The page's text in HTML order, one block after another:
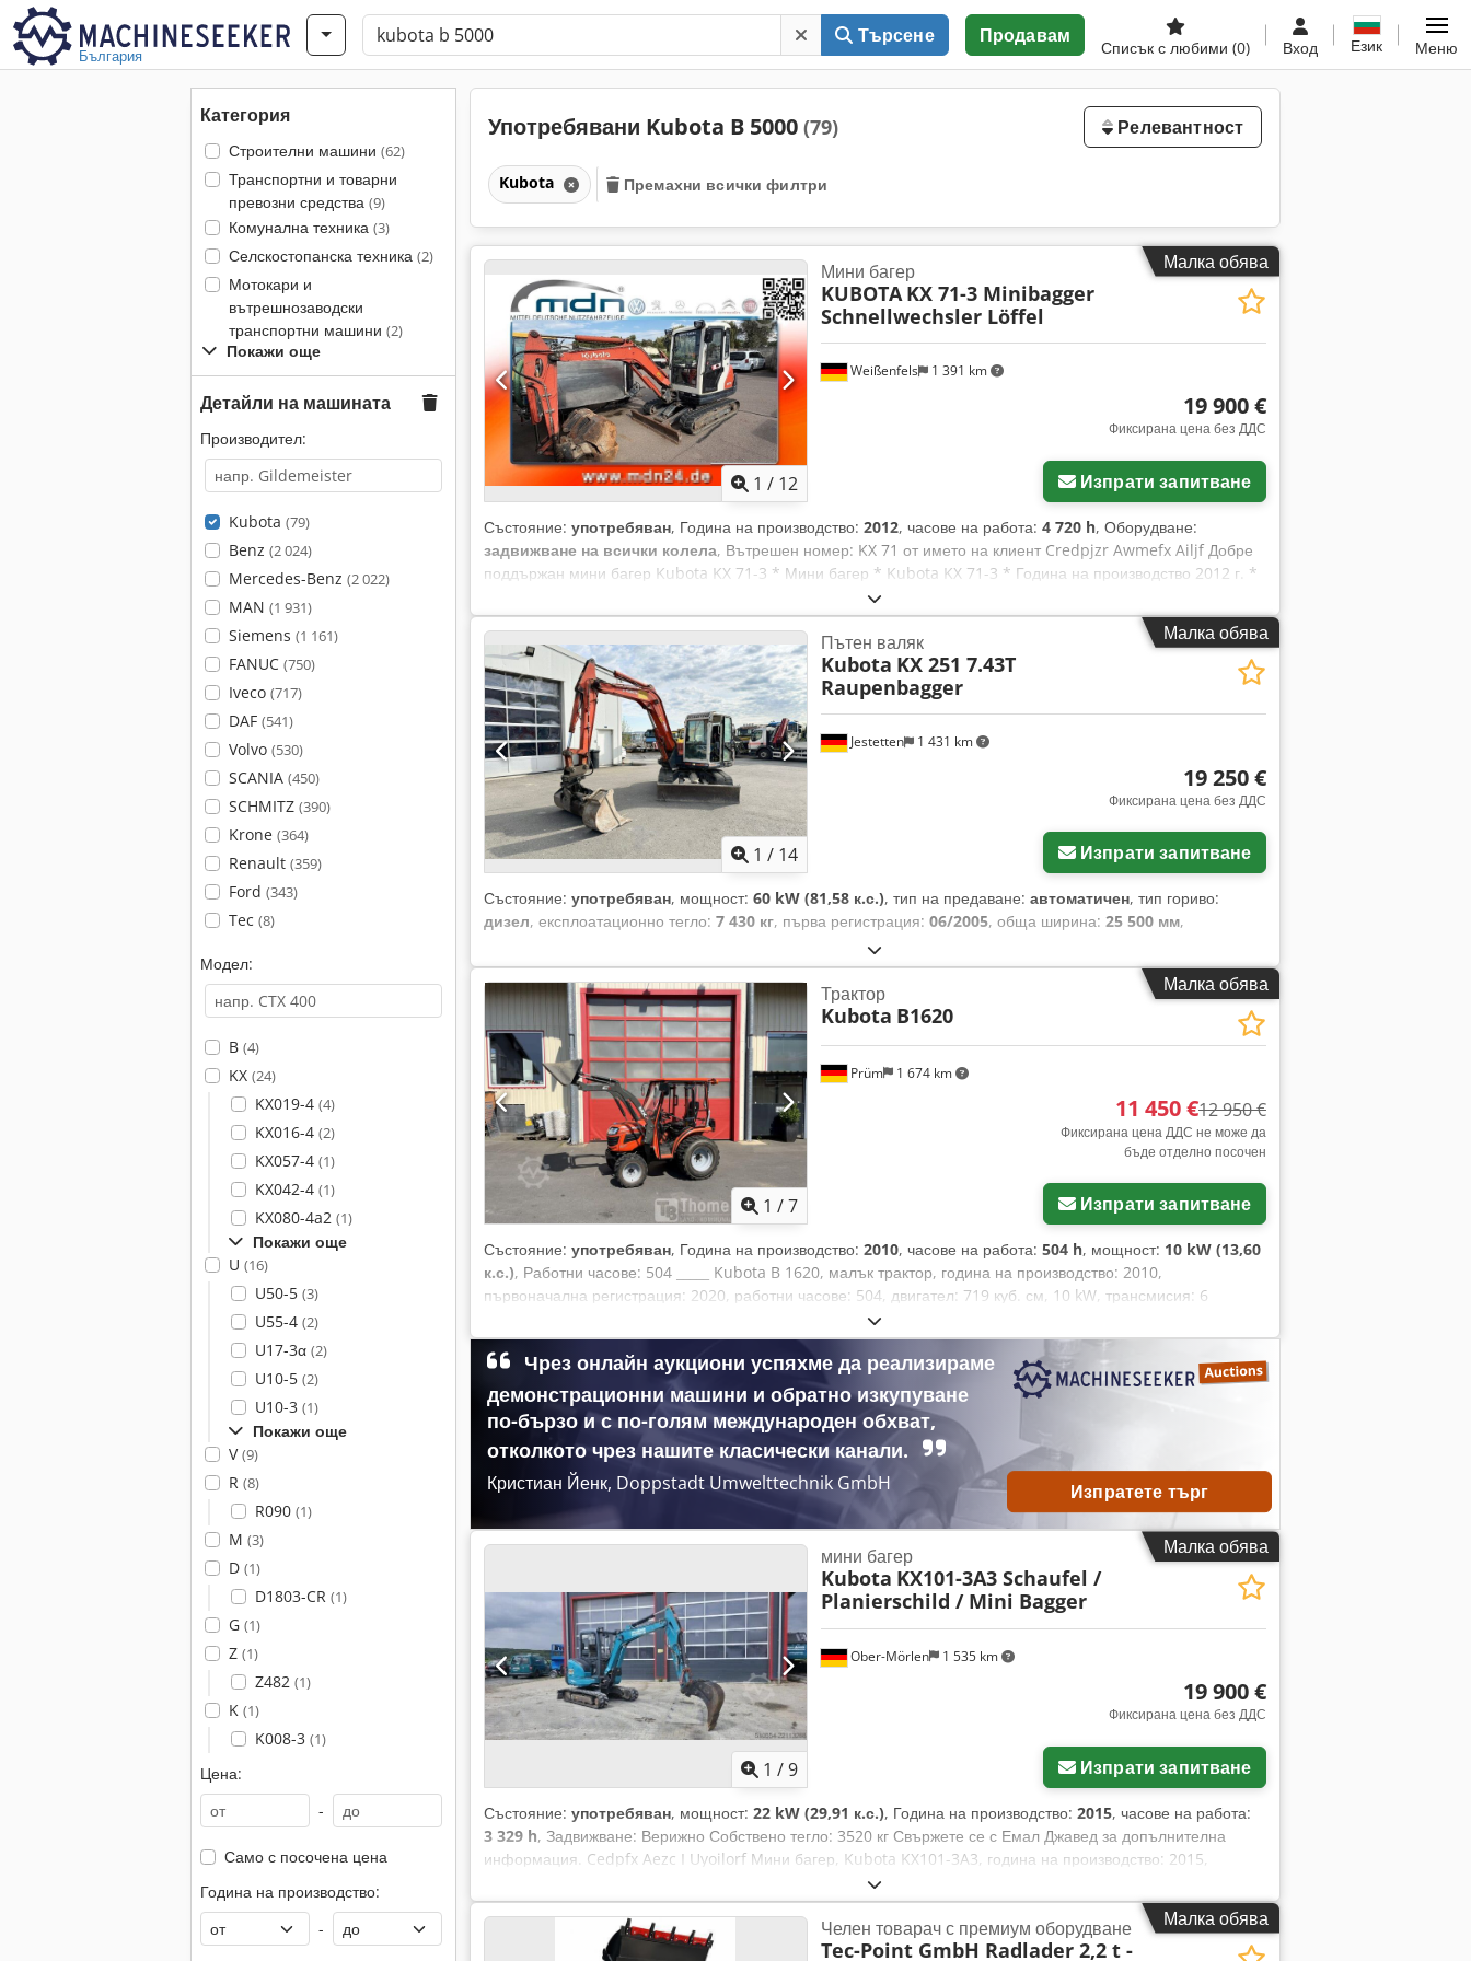
България
Търсене Продавам
Списък с любими (0) Вход Език Меню
Категория
Строителни машини (62)
Транспортни и товарни
превозни средства (9)
Комунална техника (3)
Селскостопанска техника (2)
Мотокари и
вътрешнозаводски
транспортни машини (2)
Покажи още
Детайли на машината
Производител:
Kubota (79)
Benz (2 024)
Mercedes-Benz (2 022)
MAN (1 931)
Siemens (1 161)
FANUC (750)
Iveco (717)
DAF (541)
Volvo (530)
SCANIA (450)
SCHMITZ (390)
Krone (364)
Renault (359)
Ford (343)
Tec (8)
Модел:
B (4)
KX (24)
KX019-4 (4)
KX016-4 (2)
KX057-4 (1)
KX042-4 (1)
KX080-4a2 (1)
Покажи още
U (16)
U50-5 (3)
U55-4 (2)
U17-3α (2)
U10-5 (2)
U10-3 (1)
Покажи още
V(9)
R (8)
R090 (1)
M (3)
D (1)
D1803-CR (1)
G (1)
Z (1)
Z482 (1)
K (1)
K008-3 (1)
Цена:
-
Само с посочена цена
Година на производство:
-
Употребявани Kubota B 5000 (79) Релевантност
Kubota Премахни всички филтри
Малка обява
1 / 12
Weißenfels 1 391 km
Мини багер
KUBOTA KX 71-3 Minibagger
Schnellwechsler Löffel
19 900 €
Фиксирана цена без ДДС
Изпрати запитване
Състояние: употребяван, Година на производство: 2012, часове на работа: 4 720 h, Оборудване:
задвижване на всички колела, Вътрешен номер: KX 71 от името на клиент Credpjzr Awmefx Ailjf Добре
поддържан мини багер Kubota KX 71-3 * Мини багер * Kubota KX 71-3 * Година на производство 2012 г. *
Приблизително 4720 работни часа * Система за бърза смяна на приспособленията * Хидравличен гребло
* 2 кофи за изкоп Възможност за замяна Финансиране от 3,99% Възможни са грешки и предварителна
продажба! Информацията в тази обява е само ориентировъчна и не представлява гаранция за
определени характеристики. Продавачът не носи отговорност за печатни и предавателни грешки.
Изброеното оборудване трябва да бъде проверено отделно. Всички данни в обявите са само
ориентировъчни! Доставка в цялата страна по заявка Работно време: от понеделник до четвъртък от 9:00
до 17:00 часа Петък от 9:00 до 14:00 часа и по уговорка!!!
Малка обява
1 / 14
Jestetten 1 431 km
Пътен валяк
Kubota KX 251 7.43T
Raupenbagger
19 250 €
Фиксирана цена без ДДС
Изпрати запитване
Състояние: употребяван, мощност: 60 kW (81,58 к.с.), тип на предаване: автоматичен, тип гориво:
дизел, експлоатационно тегло: 7 430 кг, първа регистрация: 06/2005, обща ширина: 25 500 мм,
Малка обява
1 /7
Prüm 1 674 km
Трактор
Kubota B1620
11 450 €12 950 €
Фиксирана цена ДДС не може да
бъде отделно посочен
Изпрати запитване
Състояние: употребяван, Година на производство: 2010, часове на работа: 504 h, мощност: 10 kW (13,60
к.с.), Работни часове: 504 _____ Kubota B 1620, малък трактор, година на производство: 2010,
първоначална регистрация: 2020, работни часове: 504, двигател: 719 куб. см, 10 kW, трансмисия: 6
напред/2 назад, 19 км/ч, ВОМ 540/1000, заден навес, възможност за 2 хидравлични цилиндъра, кабина с
въртяща се сигнална лампа, преден товарач с кофа. Продажба съгласно § 25a от закона за данъка върху
добавената стойност, облагане на разликата. Място на съхранение: null. Crodpozfu Abofx Ailef
Чрез онлайн аукциони успяхме да реализираме
демонстрационни машини и обратно изкупуване
по-бързо и с по-голям международен обхват,
отколкото чрез нашите класически канали.
Кристиан Йенк, Doppstadt Umwelttechnik GmbH Изпратете търг
Малка обява
1 /9
Ober-Mörlen 1 535 km
мини багер
Kubota KX101-3A3 Schaufel /
Planierschild / Mini Bagger
19 900 €
Фиксирана цена без ДДС
Изпрати запитване
Състояние: употребяван, мощност: 22 kW (29,91 к.с.), Година на производство: 2015, часове на работа:
3 329 h, Задвижване: Верижно Собствено тегло: 3520 кг Свържете се с Емал Джавед за допълнителна
информация. Cedpfx Aezc I Uyoilorf Мини багер, Kubota KX101-3A3, година на производство: 2015,
работни часове: 3329 часа, дължина: 4,20 м, ширина: 1,53 м, височина: 2,33 м, тегло: 3520 кг, мощност на
двигателя: 22,9 kW, седалка с въздушно окачване, радио, система за бърза смяна на прикачните
устройства Lehnhoff, булдозерна дъска, кофа. Други: * ... Предлагаме над 200 машини за продажба. *
Намираме се на 30 км от летище Франкфурт. * Възможност за финансиране и лизинг. * Специализирани
Малка обява
Челен товарач с премиум оборудване
Tec-Point GmbH Radlader 2,2 t -